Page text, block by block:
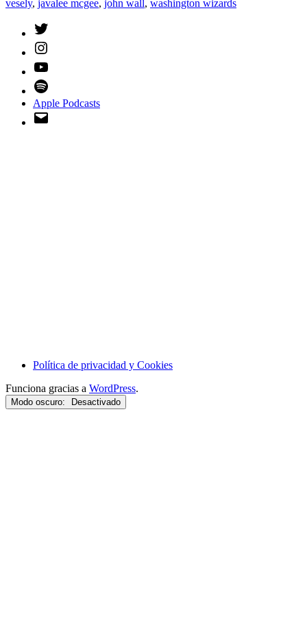
vesely, javalee mcgee, john wall, washington wizards
Apple Podcasts
Política de privacidad y Cookies
Funciona gracias a WordPress.
Modo oscuro: